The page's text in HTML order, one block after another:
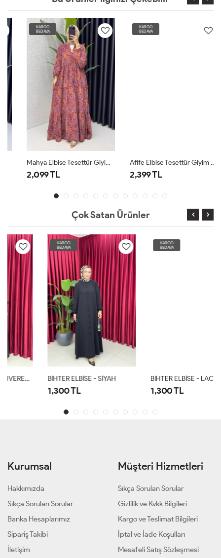
KARGO
BEDAVA
Mahya Elbise Tesettür Giyim Bordo
2,099 TL
KARGO
BEDAVA
Afife Elbise Tesettür Giyim Lacivert
2,399 TL
Çok Satan Ürünler
KARGO
BEDAVA
BİHTER ELBİSE - SİYAH
KARGO
BEDAVA
BİHTER ELBİSE - LACİVERT
Kurumsal
Hakkımızda
Sıkça Sorulan Sorular
Banka Hesaplarımız
Sipariş Takibi
İletişim
Müşteri Hizmetleri
Sıkça Sorulan Sorular
Gizlilik ve Kvkk Bilgileri
Kargo ve Teslimat Bilgileri
İptal ve İade Koşulları
Mesafeli Satış Sözleşmesi